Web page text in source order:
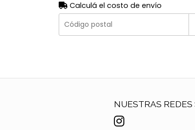
Calculá el costo de envío
NUESTRAS REDES